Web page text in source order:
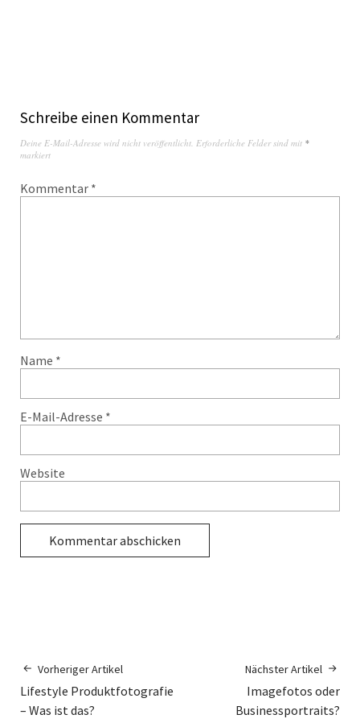
Schreibe einen Kommentar
Deine E-Mail-Adresse wird nicht veröffentlicht. Erforderliche Felder sind mit *
markiert
Kommentar *
Name *
E-Mail-Adresse *
Website
Vorheriger Artikel
Lifestyle Produktfotografie
– Was ist das?
Nächster Artikel
Imagefotos oder
Businessportraits?